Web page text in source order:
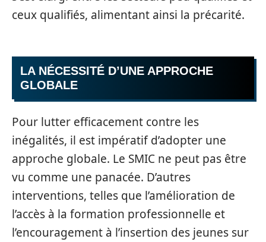
ceux qualifiés, alimentant ainsi la précarité.
LA NÉCESSITÉ D’UNE APPROCHE
GLOBALE
Pour lutter efficacement contre les
inégalités, il est impératif d’adopter une
approche globale. Le SMIC ne peut pas être
vu comme une panacée. D’autres
interventions, telles que l’amélioration de
l’accès à la formation professionnelle et
l’encouragement à l’insertion des jeunes sur